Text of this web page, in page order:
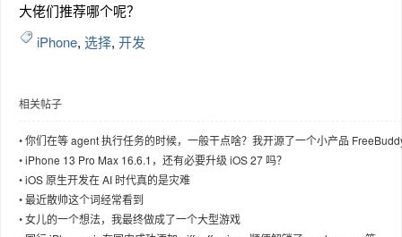
大佬们推荐哪个呢？
iPhone, 选择, 开发
相关帖子
•你们在等 agent 执行任务的时候，一般干点啥？我开源了一个小产品
帮你找点事儿干。
•iPhone 13 Pro Max 16.6.1，还有必要升级 iOS 27 吗？
•iOS 原生开发在 AI 时代真的是灾难
•最近散帅这个词经常看到
•女儿的一个想法，我最终做成了一个大型游戏